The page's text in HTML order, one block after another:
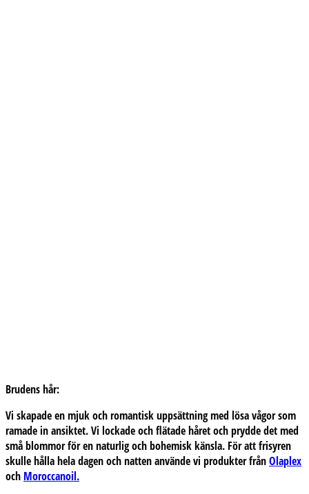
Brudens hår:
Vi skapade en mjuk och romantisk uppsättning med lösa vågor som
ramade in ansiktet. Vi lockade och flätade håret och prydde det med
små blommor för en naturlig och bohemisk känsla. För att frisyren
skulle hålla hela dagen och natten använde vi produkter frånOlaplex
och Moroccanoil.